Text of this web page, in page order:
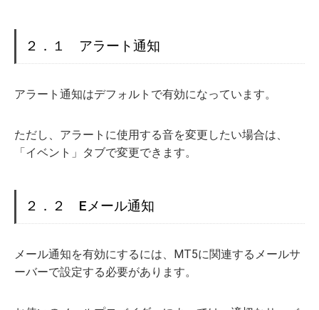
２．１ アラート通知
アラート通知はデフォルトで有効になっています。
ただし、アラートに使用する音を変更したい場合は、
「イベント」タブで変更できます。
２．２ Eメール通知
メール通知を有効にするには、MT5に関連するメールサ
ーバーで設定する必要があります。